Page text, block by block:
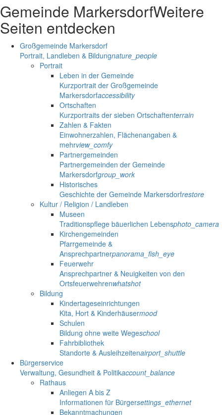
Gemeinde MarkersdorfWeitere
Seiten entdecken
Großgemeinde Markersdorf
Portrait, Landleben & Bildungnature_people
Portrait
Leben in der Gemeinde
Kurzportrait der Großgemeinde
Markersdorfaccessibility
Ortschaften
Kurzportraits der sieben Ortschaftenterrain
Zahlen & Fakten
Einwohnerzahlen, Flächenangaben &
mehrview_comfy
Partnergemeinden
Partnergemeinden der Gemeinde
Markersdorfgroup_work
Historisches
Geschichte der Gemeinde Markersdorfrestore
Kultur / Religion / Landleben
Museen
Traditionspflege bäuerlichen Lebensphoto_camera
Kirchengemeinden
Pfarrgemeinde &
Ansprechpartnerpanorama_fish_eye
Feuerwehr
Ansprechpartner & Neuigkeiten von den
Ortsfeuerwehrenwhatshot
Bildung
Kindertageseinrichtungen
Kita, Hort & Kinderhäusermood
Schulen
Bildung ohne weite Wegeschool
Fahrbibliothek
Standorte & Ausleihzeitenairport_shuttle
Bürgerservice
Verwaltung, Gesundheit & Politikaccount_balance
Rathaus
Anliegen A bis Z
Informationen für Bürgersettings_ethernet
Bekanntmachungen